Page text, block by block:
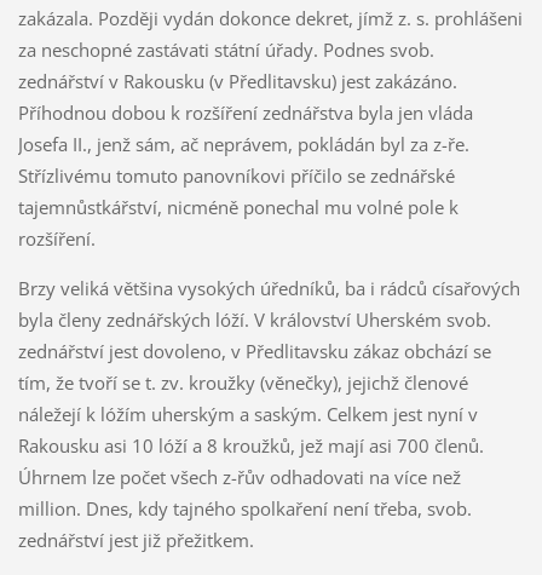
zakázala. Později vydán dokonce dekret, jímž z. s. prohlášeni
za neschopné zastávati státní úřady. Podnes svob.
zednářství v Rakousku (v Předlitavsku) jest zakázáno.
Příhodnou dobou k rozšíření zednářstva byla jen vláda
Josefa II., jenž sám, ač neprávem, pokládán byl za z-ře.
Střízlivému tomuto panovníkovi příčilo se zednářské
tajemnůstkářství, nicméně ponechal mu volné pole k
rozšíření.
Brzy veliká většina vysokých úředníků, ba i rádců císařových
byla členy zednářských lóží. V království Uherském svob.
zednářství jest dovoleno, v Předlitavsku zákaz obchází se
tím, že tvoří se t. zv. kroužky (věnečky), jejichž členové
náležejí k lóžím uherským a saským. Celkem jest nyní v
Rakousku asi 10 lóží a 8 kroužků, jež mají asi 700 členů.
Úhrnem lze počet všech z-řův odhadovati na více než
million. Dnes, kdy tajného spolkaření není třeba, svob.
zednářství jest již přežitkem.